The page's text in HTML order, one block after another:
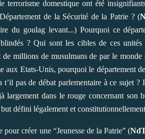
terrorisme domestique ont été
de la Sécurité de la Patrie ? (
du goulag levant...) Pourquoi ce
? Qui sont les cibles de ces
de millions de musulmans de par le
aux Etats-Unis, pourquoi le département
pas de débat parlementaire à ce sujet ?
dans le rouge concernant son
défini légalement et
créer une “Jeunesse de la Patrie” (